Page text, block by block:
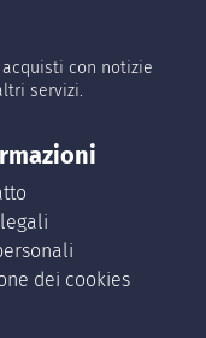
con notizie
servizi.
dei cookies